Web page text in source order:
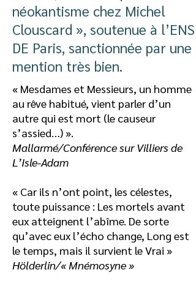
néokantisme chez Michel
Clouscard », soutenue à l’ENS
DE Paris, sanctionnée par une
mention très bien.
« Mesdames et Messieurs, un homme
au rêve habitué, vient parler d’un
autre qui est mort (le causeur
s’assied…) ».
Mallarmé/Conférence sur Villiers de
L’Isle-Adam
« Car ils n’ont point, les célestes,
toute puissance : Les mortels avant
eux atteignent l’abîme. De sorte
qu’avec eux l’écho change, Long est
le temps, mais il survient le Vrai »
Hölderlin/« Mnémosyne »